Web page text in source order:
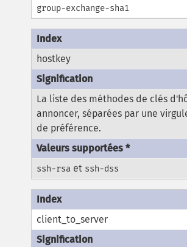
group-exchange-sha1
hostkey
La liste des méthodes de clés
annoncer, séparées par une
de préférence.
ssh-rsa et ssh-dss
client_to_server